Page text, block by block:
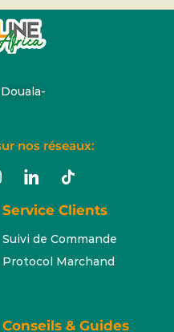
nos réseaux:
Service Clients
Suivi de Commande
Protocol Marchand
Conseils & Guides